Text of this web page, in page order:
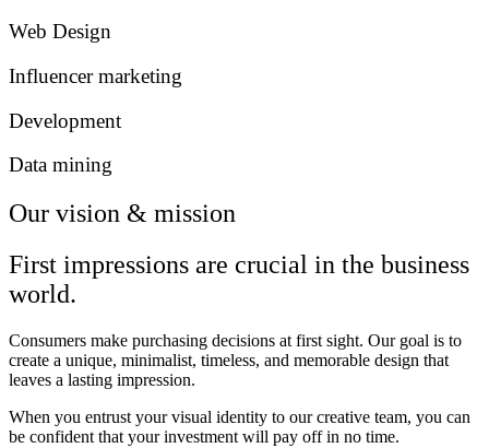
Web Design
Influencer marketing
Development
Data mining
Our vision & mission
First impressions are crucial in the business
world.
Consumers make purchasing decisions at first sight. Our goal is to
create a unique, minimalist, timeless, and memorable design that
leaves a lasting impression.
When you entrust your visual identity to our creative team, you can
be confident that your investment will pay off in no time.